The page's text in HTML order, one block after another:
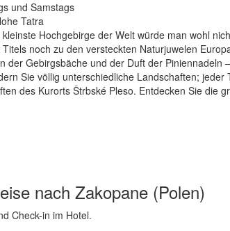
und Samstags
Hochgebirge der Welt würde man wohl
noch zu den versteckten Naturjuwelen
der Gebirgsbäche und der Duft der Piniennadeln
Sie völlig unterschiedliche Landschaften;
des Kurorts Štrbské Pleso. Entdecken Sie die
nach Zakopane (Polen)
Check-in im Hotel.